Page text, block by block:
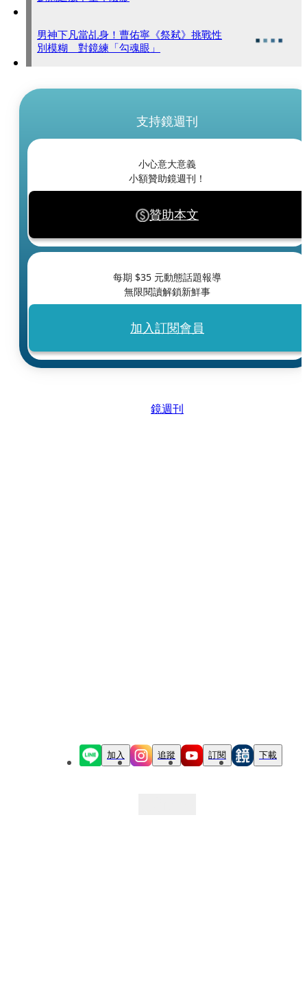
男神下凡當乩身！曹佑寧《祭弒》挑戰性
別模糊 對鏡練「勾魂眼」
支持鏡週刊
小心意大意義
小額贊助鏡週刊！
贊助本文
每期 $35 元動態話題報導
無限閱讀解鎖新鮮事
加入訂閱會員
鏡週刊
加入 追蹤 訂閱 下載